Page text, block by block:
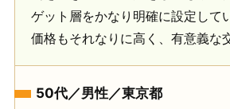
ゲット層をかなり明確に設定して
価格もそれなりに高く、有意義な
50代／男性／東京都